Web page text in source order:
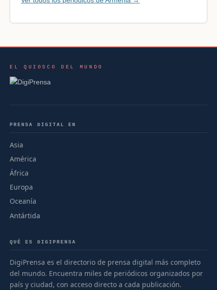
EL QUIOSCO DEL MUNDO
PRENSA DIGITAL EN
Asia
América
África
Europa
Oceanía
Antártida
QUÉ ES DIGIPRENSA
DigiPrensa es el directorio de prensa digital más completo
del mundo. Encuentra miles de periódicos organizados por
país y ciudad, con acceso directo a cada publicación.